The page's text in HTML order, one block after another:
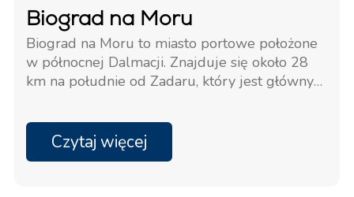
Biograd na Moru
Biograd na Moru to miasto portowe położone
w północnej Dalmacji. Znajduje się około 28
km na południe od Zadaru, który jest głównym
Czytaj więcej